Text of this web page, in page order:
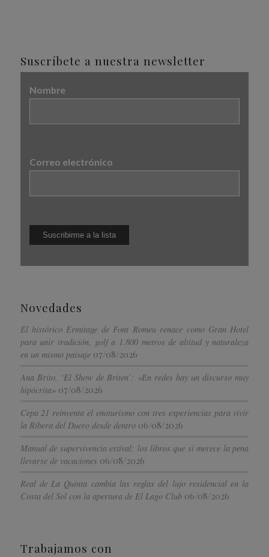
Suscríbete a nuestra newsletter
Nombre
Correo electrónico
Novedades
El histórico Ermitage de Font Romeu renace como Gran Hotel
para unir tradición, golf a 1.800 metros de altitud y naturaleza
en un mismo paisaje 07/08/2026
Ana Brito, ‘El Show de Briten’: «En redes hay un discurso muy
hipócrita» 07/08/2026
Cepa 21 reinventa el enoturismo con tres experiencias para vivir
la Ribera del Duero desde dentro 06/08/2026
Manual de supervivencia estival: los libros que sí merece la pena
llevarse de vacaciones 06/08/2026
Real de La Quinta cambia las reglas del lujo residencial en la
Costa del Sol con la apertura de El Lago Club 06/08/2026
Trabajamos con